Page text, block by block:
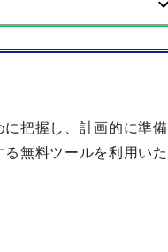
把握し、計画的に準備
無料ツールを利用いた